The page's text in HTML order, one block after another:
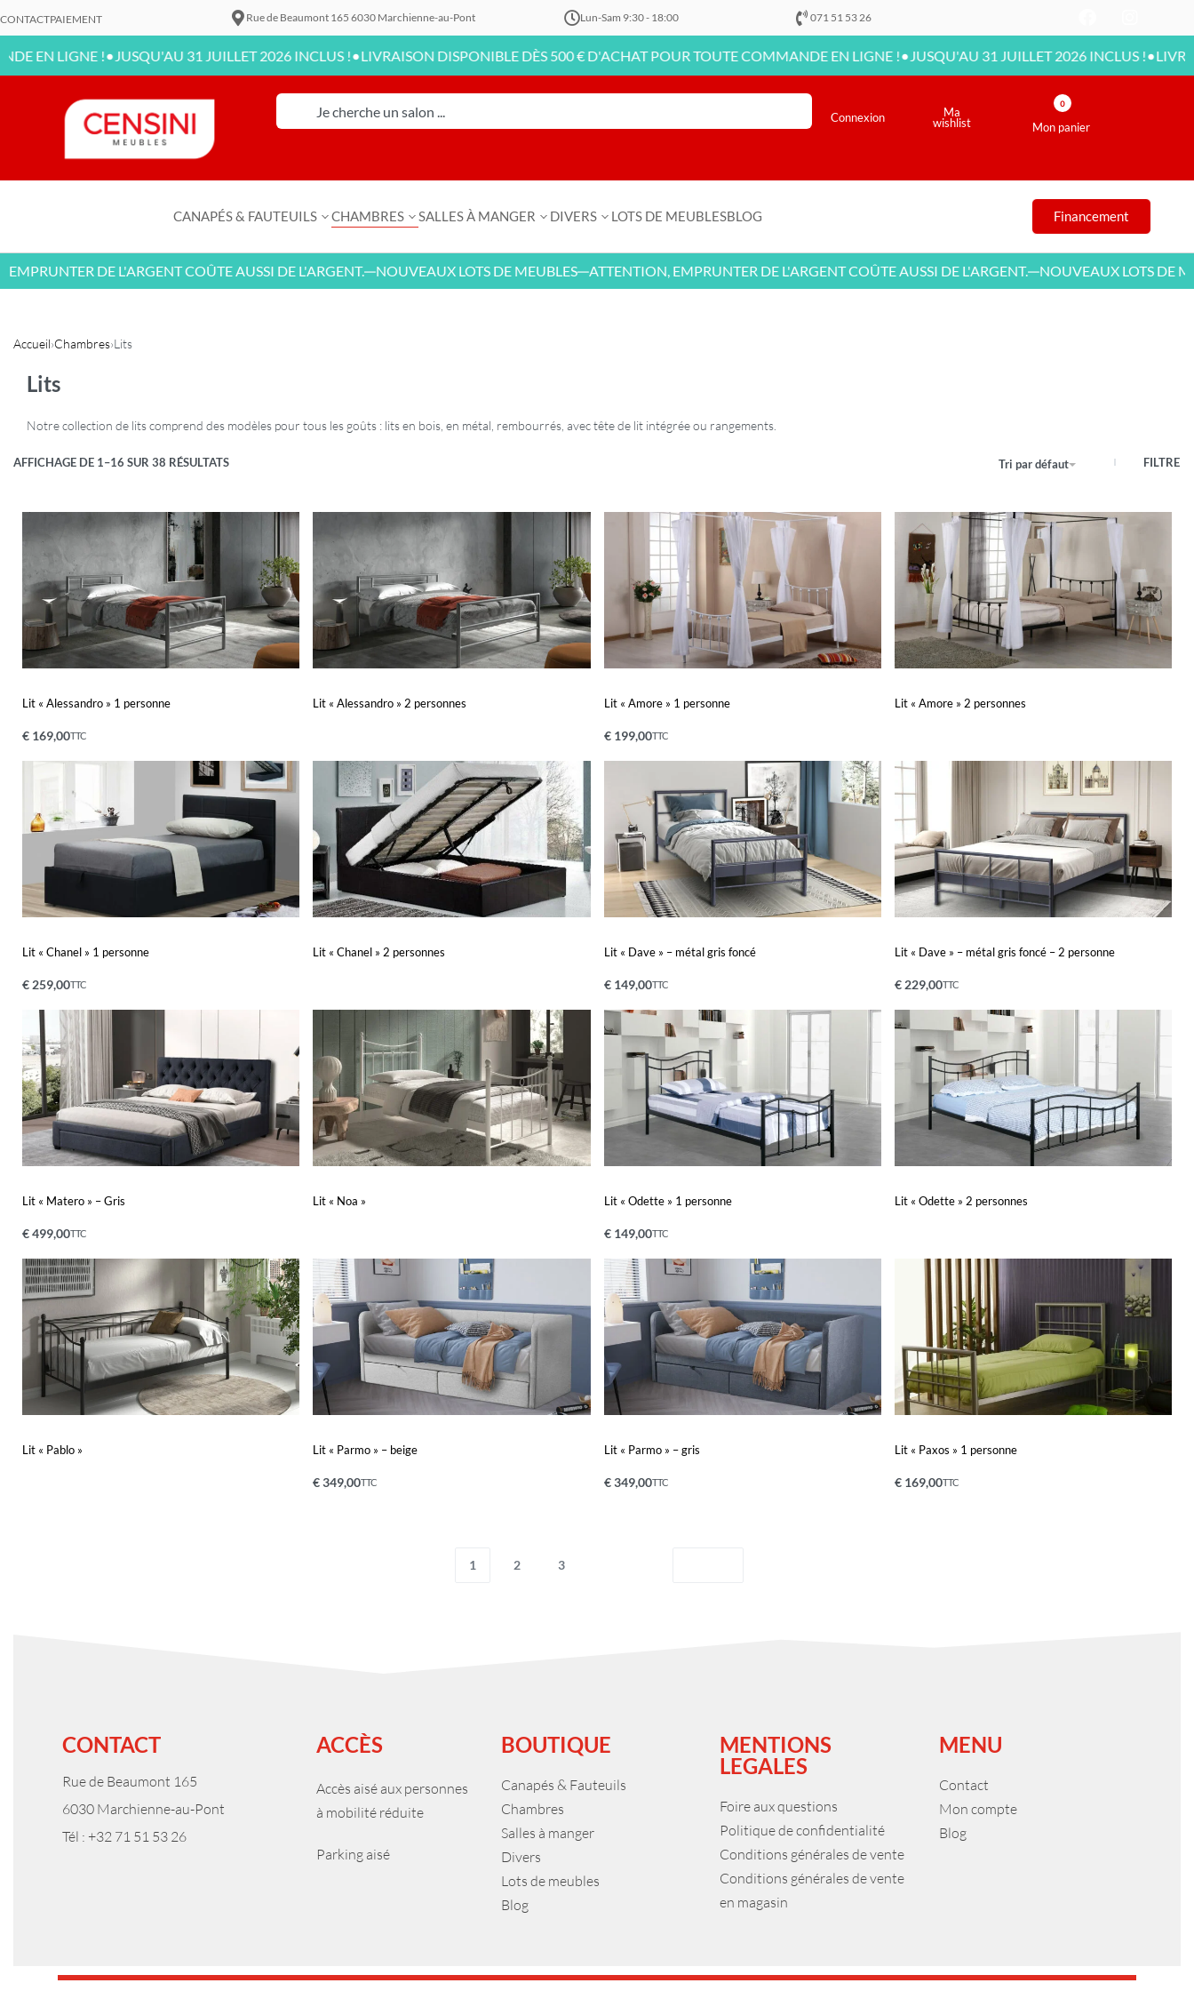
CONTACTPAIEMENT Rue de Beaumont 165 6030 Marchienne-au-Pont Lun-Sam 9:30 - 18:00 071 51 53 26
!•JUSQU'AU 31 JUILLET 2026 INCLUS !•LIVRAISON DISPONIBLE DÈS 500 € D'ACHAT POUR TOUTE COMMANDE EN LIGNE !•JUSQU'AU 31 JUILLET 2026 INCLUS !•LIVRAISON
Connexion Ma
wishlist Mon panier
0
CANAPÉS & FAUTEUILS CHAMBRES SALLES À MANGER DIVERS LOTS DE MEUBLESBLOG Financement
DE L'ARGENT COÛTE AUSSI DE L'ARGENT.—NOUVEAUX LOTS DE MEUBLES—ATTENTION, EMPRUNTER DE L'ARGENT COÛTE AUSSI DE L'ARGENT.—NOUVEAUX LOTS DE
Accueil›Chambres›Lits
Lits
Notre collection de lits comprend des modèles pour tous les goûts : lits en bois, en métal, rembourrés, avec tête de lit intégrée ou rangements.
AFFICHAGE DE 1–16 SUR 38 RÉSULTATS Tri par défaut FILTRE
Lit « Alessandro » 1 personne
€ 169,00TTC
APERÇU
Lit « Alessandro » 2 personnes
APERÇU
Lit « Amore » 1 personne
€199,00TTC
APERÇU
Lit « Amore » 2 personnes
APERÇU
Lit « Chanel » 1 personne
€ 259,00TTC
APERÇU
Lit « Chanel » 2 personnes
APERÇU
Lit « Dave » – métal gris foncé
€149,00TTC
APERÇU
Lit « Dave » – métal gris foncé – 2 personne
€229,00TTC
APERÇU
Lit « Matero » – Gris
€499,00TTC
APERÇU
Lit « Noa »
APERÇU
Lit « Odette » 1 personne
€149,00TTC
APERÇU
Lit « Odette » 2 personnes
APERÇU
Lit « Pablo » Lit « Parmo » – beige
€349,00TTC
Lit « Parmo » – gris
€349,00TTC
Lit « Paxos » 1 personne
€169,00TTC
1 2 3
CONTACT
Rue de Beaumont 165
6030 Marchienne-au-Pont
Tél : +32 71 51 53 26
ACCÈS
Accès aisé aux personnes
à mobilité réduite
Parking aisé
BOUTIQUE
Canapés & Fauteuils
Chambres
Salles à manger
Divers
Lots de meubles
Blog
MENTIONS
LEGALES
Foire aux questions
Politique de confidentialité
Conditions générales de vente
Conditions générales de vente
en magasin
MENU
Contact
Mon compte
Blog